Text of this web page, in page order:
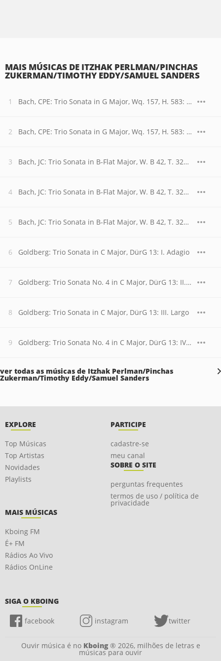
MAIS MÚSICAS DE ITZHAK PERLMAN/PINCHAS
ZUKERMAN/TIMOTHY EDDY/SAMUEL SANDERS
Bach, CPE: Trio Sonata in G Major, Wq. 157, H. 583: I. Allegretto
Bach, CPE: Trio Sonata in G Major, Wq. 157, H. 583: II. Andantino
Bach, JC: Trio Sonata in B-Flat Major, W. B 42, T. 320: I. Allegro
Bach, JC: Trio Sonata in B-Flat Major, W. B 42, T. 320: II. Adagio
Bach, JC: Trio Sonata in B-Flat Major, W. B 42, T. 320: III. Vivace
Goldberg: Trio Sonata in C Major, DürG 13: I. Adagio
Goldberg: Trio Sonata No. 4 in C Major, DürG 13: II. Allegro moderato
Goldberg: Trio Sonata in C Major, DürG 13: III. Largo
Goldberg: Trio Sonata No. 4 in C Major, DürG 13: IV. Gigue
ver todas as músicas de Itzhak Perlman/Pinchas
Zukerman/Timothy Eddy/Samuel Sanders
EXPLORE
Top Músicas
Top Artistas
Novidades
Playlists
PARTICIPE
cadastre-se
meu canal
SOBRE O SITE
perguntas frequentes
termos de uso / política de
privacidade
MAIS MÚSICAS
Kboing FM
É+ FM
Rádios Ao Vivo
Rádios OnLine
SIGA O KBOING
facebook instagram twitter
Ouvir música é no Kboing® 2026, milhões de letras e
músicas para ouvir